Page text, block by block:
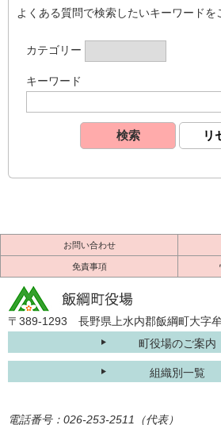
よくある質問で検索したいキーワードを
カテゴリー
キーワード
お問い合わせ
免責事項
〒389-1293 長野県上水内郡飯綱町大字
町役場のご案内
組織別一覧
電話番号：026-253-2511（代表）